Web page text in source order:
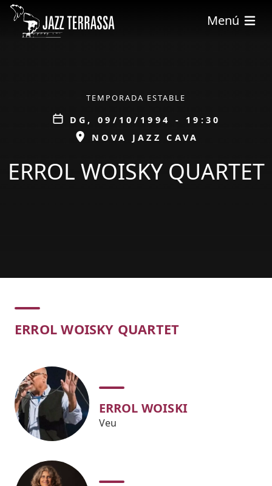
Vés al contingut
Menú
TEMPORADA ESTABLE
Data
DG, 09/10/1994 - 19:30
ESPAI
NOVA JAZZ CAVA
ERROL WOISKY QUARTET
Concert
ERROL WOISKY QUARTET
ERROL WOISKI
Veu